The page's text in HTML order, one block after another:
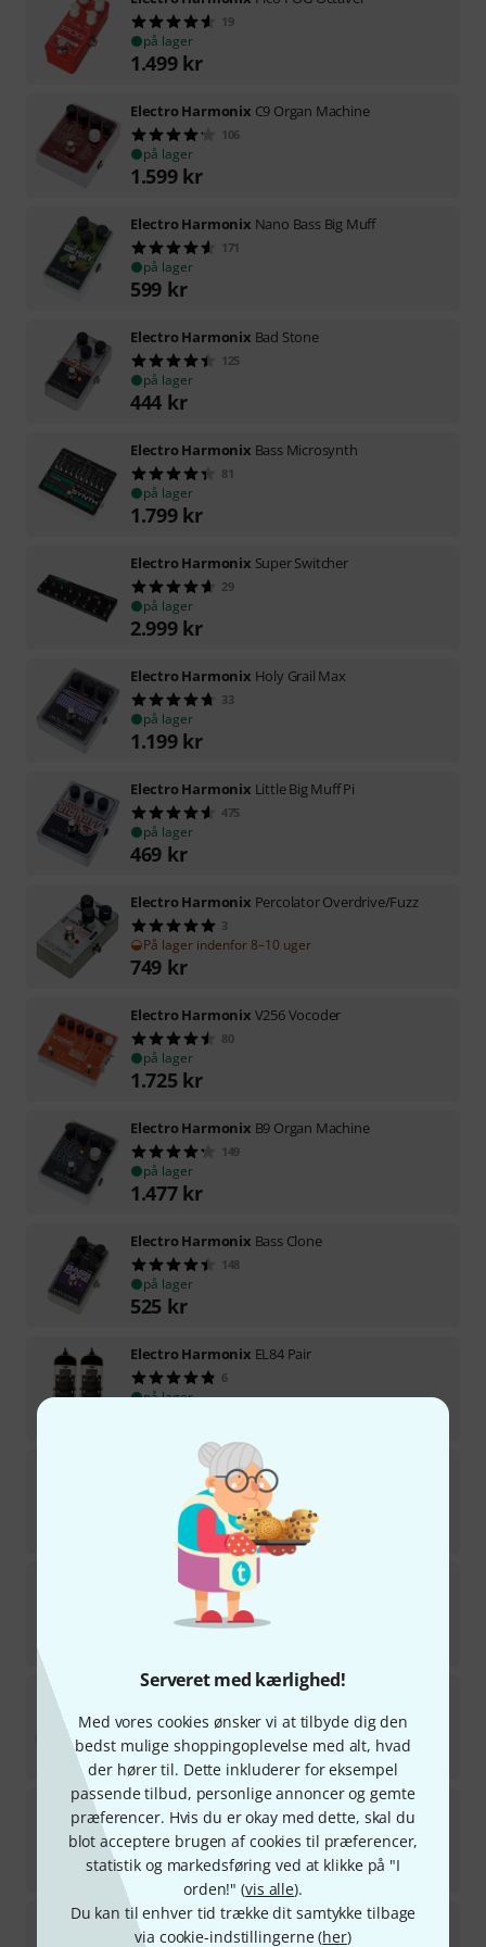
Serveret med kærlighed!
Med vores cookies ønsker vi at tilbyde dig den
bedst mulige shoppingoplevelse med alt, hvad
der hører til. Dette inkluderer for eksempel
passende tilbud, personlige annoncer og gemte
præferencer. Hvis du er okay med dette, skal du
blot acceptere brugen af cookies til præferencer,
statistik og markedsføring ved at klikke på "I
orden!" (vis alle).
Du kan til enhver tid trække dit samtykke tilbage
via cookie-indstillingerne (her)
19
på lager
1.499 kr
Electro Harmonix C9 Organ Machine
106
på lager
1.599 kr
Electro Harmonix Nano Bass Big Muff
171
på lager
599 kr
Electro Harmonix Bad Stone
125
på lager
444 kr
Electro Harmonix Bass Microsynth
81
på lager
1.799 kr
Electro Harmonix Super Switcher
29
på lager
2.999 kr
Electro Harmonix Holy Grail Max
33
på lager
1.199 kr
Electro Harmonix Little Big Muff Pi
475
på lager
469 kr
Electro Harmonix Percolator Overdrive/Fuzz
3
På lager indenfor 8–10 uger
749 kr
Electro Harmonix V256 Vocoder
80
på lager
1.725 kr
Electro Harmonix B9 Organ Machine
149
på lager
1.477 kr
Electro Harmonix Bass Clone
148
på lager
525 kr
Electro Harmonix EL84 Pair
6
på lager
Electro HarmonixPico Swello
19
på lager
Electro Harmonix Small Stone
422
på lager
Electro Harmonix Big Muff PI Classic
757
på lager
666kr
Electro Harmonix Ram's Head Big Muff Fuzz
191
på lager
745 kr
Electro HarmonixGrand Canyon
38